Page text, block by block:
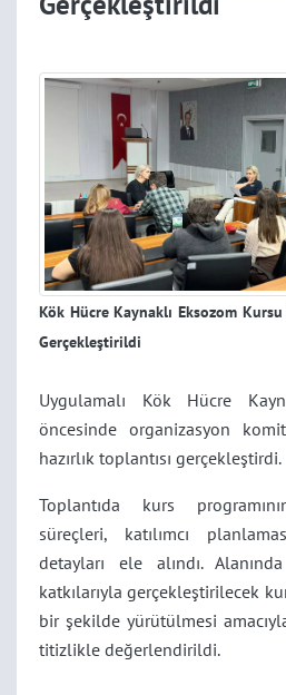
Kök Hücre Kaynaklı Eksozom Kursu
Gerçekleştirildi
Uygulamalı Kök Hücre
öncesinde organizasyon
hazırlık toplantısı gerçekleştirdi.
Toplantıda kurs
süreçleri, katılımcı
detayları ele alındı.
katkılarıyla gerçekleştirilecek
bir şekilde yürütülmesi
titizlikle değerlendirildi.